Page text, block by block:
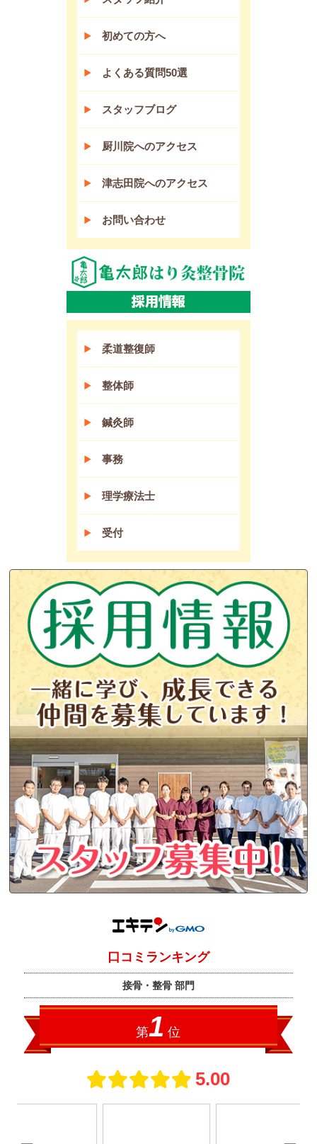
初めての方へ
よくある質問50選
スタッフブログ
厨川院へのアクセス
津志田院へのアクセス
お問い合わせ
柔道整復師
整体師
鍼灸師
事務
理学療法士
受付